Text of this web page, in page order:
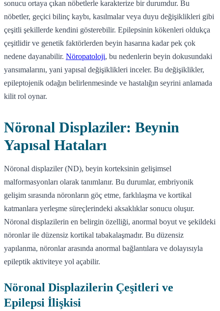
sonucu ortaya çıkan nöbetlerle karakterize bir durumdur. Bu
nöbetler, geçici bilinç kaybı, kasılmalar veya duyu değişiklikleri gibi
çeşitli şekillerde kendini gösterebilir. Epilepsinin kökenleri oldukça
çeşitlidir ve genetik faktörlerden beyin hasarına kadar pek çok
nedene dayanabilir. Nöropatoloji, bu nedenlerin beyin dokusundaki
yansımalarını, yani yapısal değişiklikleri inceler. Bu değişiklikler,
epileptojenik odağın belirlenmesinde ve hastalığın seyrini anlamada
kilit rol oynar.
Nöronal Displaziler: Beynin
Yapısal Hataları
Nöronal displaziler (ND), beyin korteksinin gelişimsel
malformasyonları olarak tanımlanır. Bu durumlar, embriyonik
gelişim sırasında nöronların göç etme, farklılaşma ve kortikal
katmanlara yerleşme süreçlerindeki aksaklıklar sonucu oluşur.
Nöronal displazilerin en belirgin özelliği, anormal boyut ve şekildeki
nöronlar ile düzensiz kortikal tabakalaşmadır. Bu düzensiz
yapılanma, nöronlar arasında anormal bağlantılara ve dolayısıyla
epileptik aktiviteye yol açabilir.
Nöronal Displazilerin Çeşitleri ve
Epilepsi İlişkisi